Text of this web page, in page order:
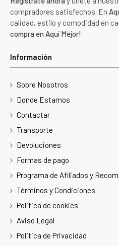
compradores satisfechos. En
calidad, estilo y comodidad en
compra en Aquí Mejor!
Información
Sobre Nosotros
Donde Estamos
Contactar
Transporte
Devoluciones
Formas de pago
Programa de Afiliados y
Términos y Condiciones
Politica de cookies
Aviso Legal
Politica de Privacidad